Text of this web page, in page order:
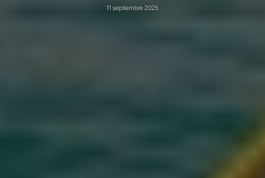
11 septiembre 2025